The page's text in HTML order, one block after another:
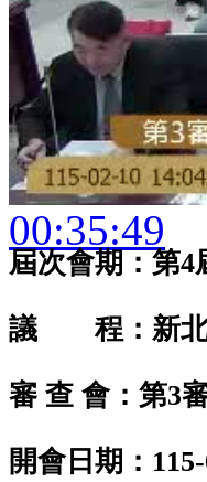
00:35:49
屆次會期：第4
議 程：新北
審 查 會：第3
開會日期：